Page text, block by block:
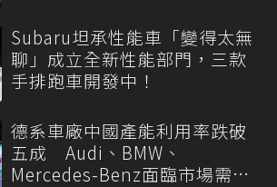
Subaru坦承性能車「變得太無
聊」成立全新性能部門，三款
手排跑車開發中！
德系車廠中國產能利用率跌破
五成 Audi、BMW、
Mercedes-Benz面臨市場需求